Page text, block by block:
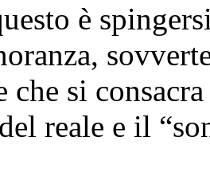
è
che si
reale e il